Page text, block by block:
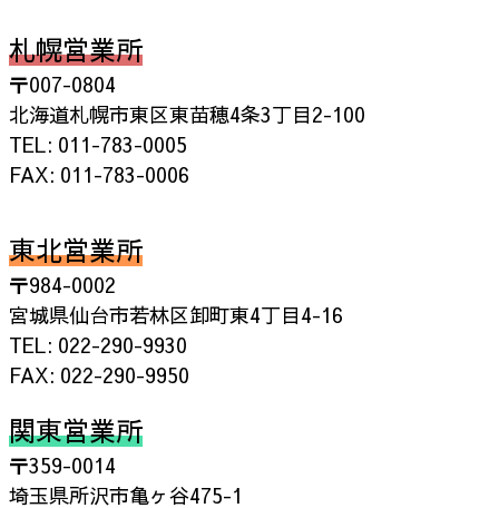
札幌営業所
〒007-0804
北海道札幌市東区東苗穂4条3丁目2-100
TEL: 011-783-0005
FAX: 011-783-0006
東北営業所
〒984-0002
宮城県仙台市若林区卸町東4丁目4-16
TEL: 022-290-9930
FAX: 022-290-9950
関東営業所
〒359-0014
埼玉県所沢市亀ヶ谷475-1